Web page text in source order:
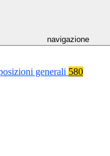
navigazione
generali 580